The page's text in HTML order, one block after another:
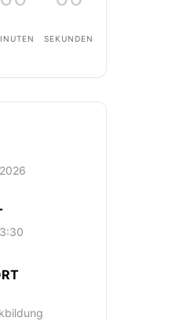
SEKUNDEN